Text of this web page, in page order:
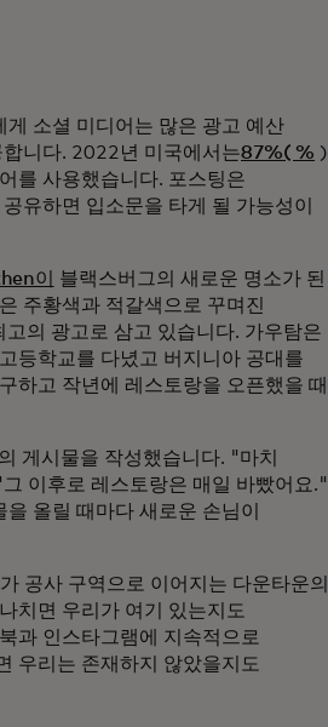
소셜 미디어는 많은 광고 예산
니다. 2022년 미국에서는87%( % )
를 사용했습니다. 포스팅은
유하면 입소문을 타게 될 가능성이
이
블랙스버그의 새로운 명소가 된
주황색과 적갈색으로 꾸며진
의 광고로 삼고 있습니다. 가우탐은
등학교를 다녔고 버지니아 공대를
하고 작년에 레스토랑을 오픈했을 때
게시물을 작성했습니다. "마치
이후로 레스토랑은 매일 바빴어요."
올릴 때마다 새로운 손님이
공사 구역으로 이어지는 다운타운의
치면 우리가 여기 있는지도
과 인스타그램에 지속적으로
우리는 존재하지 않았을지도